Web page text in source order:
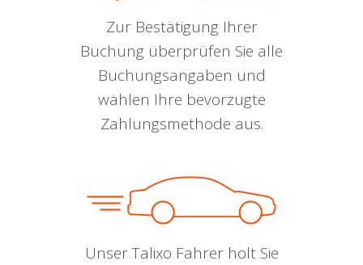
Zur Bestätigung Ihrer
Buchung überprüfen Sie alle
Buchungsangaben und
wählen Ihre bevorzugte
Zahlungsmethode aus.
Unser Talixo Fahrer holt Sie